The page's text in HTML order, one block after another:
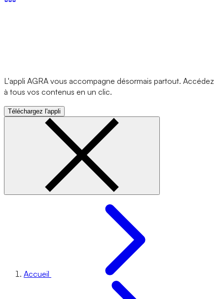
L'appli AGRA vous accompagne désormais partout. Accédez
à tous vos contenus en un clic.
Téléchargez l'appli
Accueil